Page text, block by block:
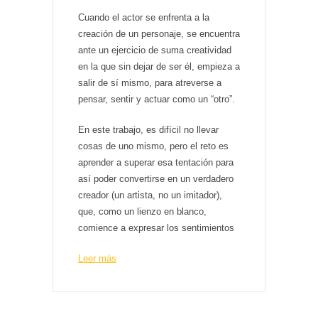
Cuando el actor se enfrenta a la
creación de un personaje, se encuentra
ante un ejercicio de suma creatividad
en la que sin dejar de ser él, empieza a
salir de sí mismo, para atreverse a
pensar, sentir y actuar como un “otro”.
En este trabajo, es difícil no llevar
cosas de uno mismo, pero el reto es
aprender a superar esa tentación para
así poder convertirse en un verdadero
creador (un artista, no un imitador),
que, como un lienzo en blanco,
comience a expresar los sentimientos
Leer más